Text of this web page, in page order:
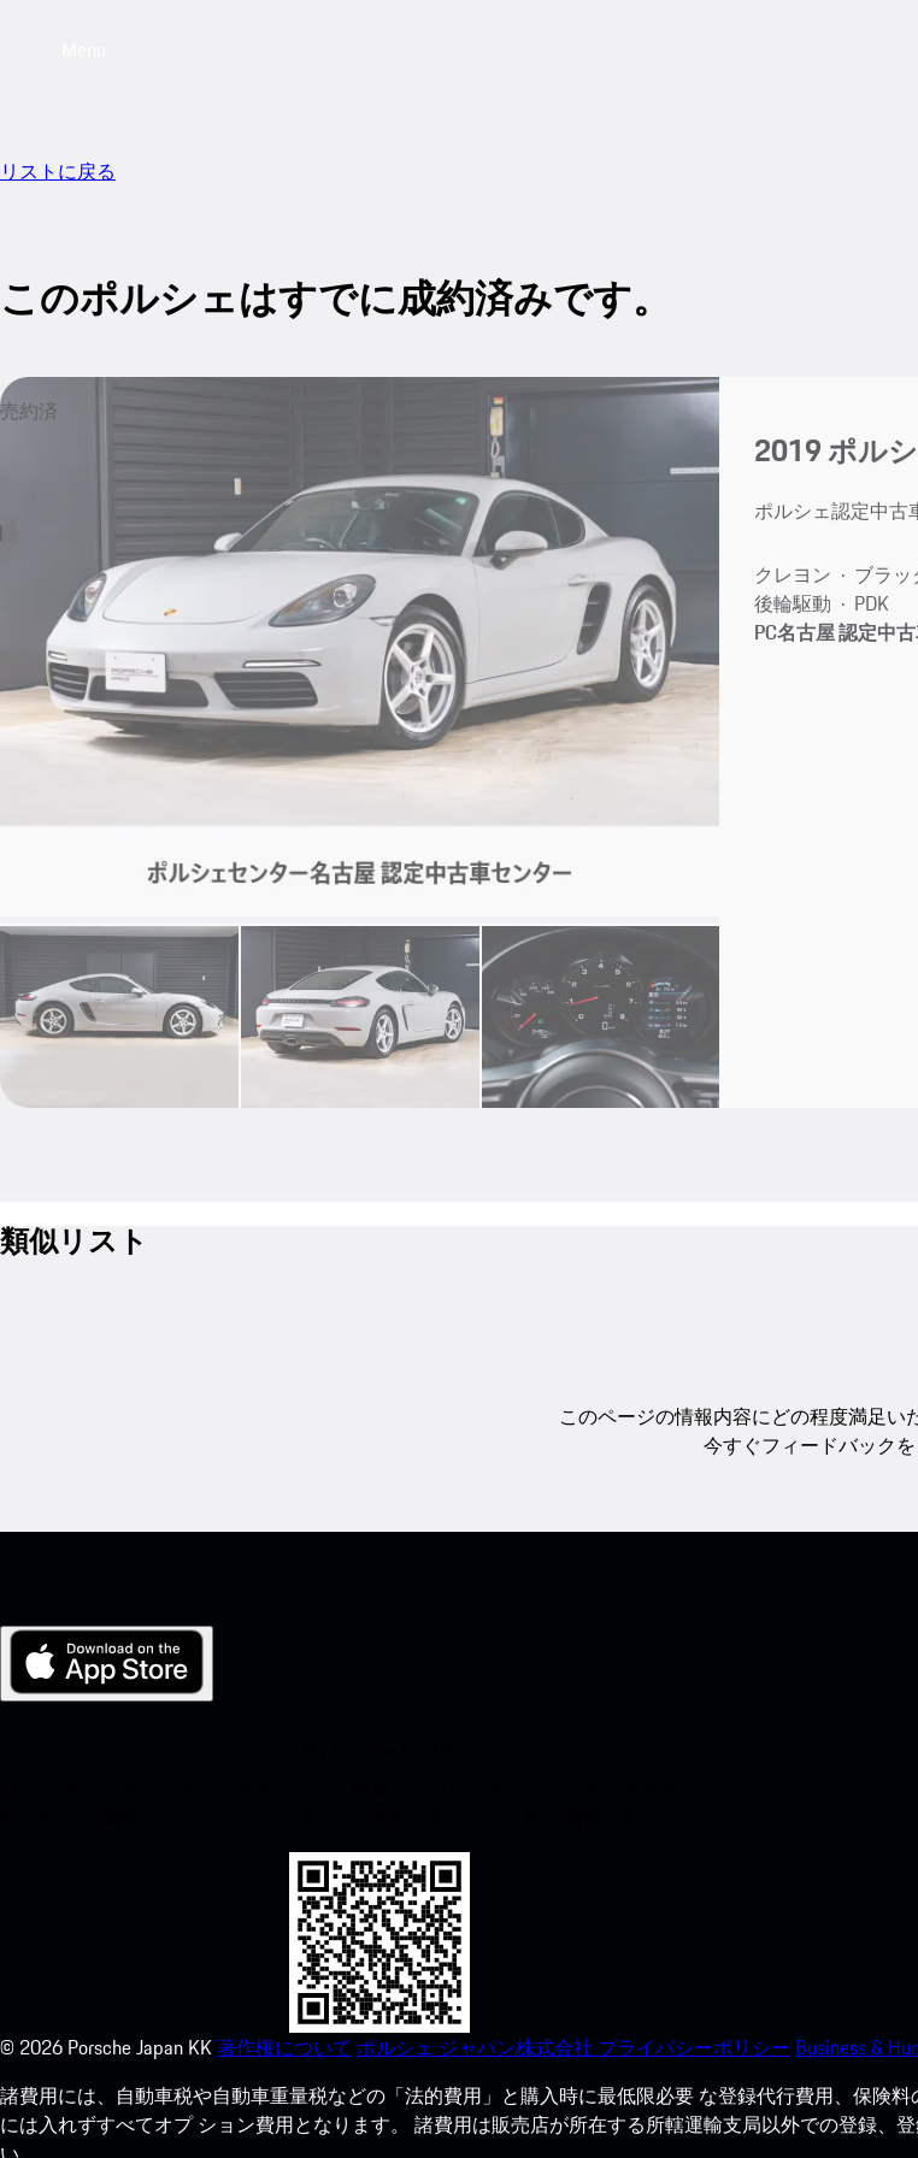
リストに戻る
このポルシェはすでに成約済みです。
売約済
2019 ポル
ポルシェ認定中古
クレヨン ブラッ
後輪駆動
PDK
PC名古屋 認定中
類似リスト
このページの情報内容にどの程度満足い
今すぐフィードバックを
© 2026 Porsche Japan KK著作権について ポルシェ ジャパン株式会社 プライバシーポリシー Business &
諸費用には、自動車税や自動車重量税などの「法的費用」と購入時に最低限必要 な登録代行費用、保険
には入れずすべてオプ ション費用となります。 諸費用は販売店が所在する所轄運輸支局以外での登録、